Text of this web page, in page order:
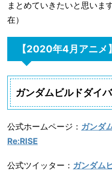
まとめていきたいと思いま
在）
【2020年4月 アニメ
ガンダムビルドダイ
公式ホームページ ： ガンダ
Re:RISE
公式ツイッター ： ガンダム